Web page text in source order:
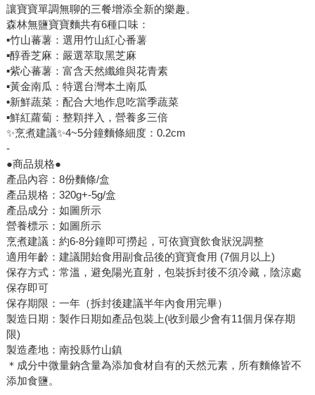
讓寶寶單調無聊的三餐增添全新的樂趣。
森林無鹽寶寶麵共有6種口味：
▪️竹山蕃薯：選用竹山紅心番薯
▪️醇香芝麻：嚴選萃取黑芝麻
▪️紫心蕃薯：富含天然纖維與花青素
▪️黃金南瓜：特選台灣本土南瓜
▪️新鮮蔬菜：配合大地作息吃當季蔬菜
▪️鮮紅蘿蔔：整顆拌入，營養多三倍
✨烹煮建議✨4~5分鐘麵條細度：0.2cm
-
●商品規格●
產品內容：8份麵條/盒
產品規格：320g+-5g/盒
產品成分：如圖所示
營養標示：如圖所示
烹煮建議：約6-8分鐘即可撈起，可依寶寶飲食狀況調整
適用年齡：建議開始食用副食品後的寶寶食用 (7個月以上)
保存方式：常溫，避免陽光直射，包裝拆封後不須冷藏，陰涼處
保存即可
保存期限：一年（拆封後建議半年內食用完畢）
製造日期：製作日期如產品包裝上(收到最少會有11個月保存期
限)
製造產地：南投縣竹山鎮
＊成分中微量鈉含量為添加食材自有的天然元素，所有麵條皆不
添加食鹽。